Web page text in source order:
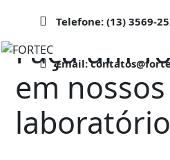
Telefone: (13) 3569-
Email:
Faça um
em nossos